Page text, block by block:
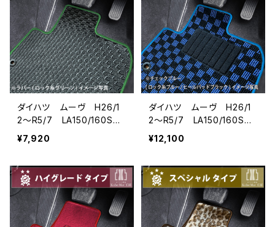
ダイハツ ムーヴ H26/1
2〜R5/7 LA150/160S
フロアマット一式 カーマッ
ト 防水 ラバータイプ
¥7,920
ダイハツ ムーヴ H26/1
2〜R5/7 LA150/160S
フロアマット一式 カーマッ
ト スタンダードタイプ
¥12,100